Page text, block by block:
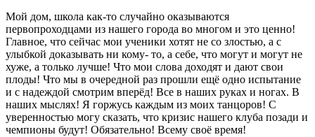
Мой дом, школа как-то случайно оказываются
первопроходцами из нашего города во многом и это ценно!
Главное, что сейчас мои ученики хотят не со злостью, а с
улыбкой доказывать ни кому- то, а себе, что могут и могут не
хуже, а только лучше! Что мои слова доходят и дают свои
плоды! Что мы в очередной раз прошли ещё одно испытание
и с надеждой смотрим вперёд! Все в наших руках и ногах. В
наших мыслях! Я горжусь каждым из моих танцоров! С
уверенностью могу сказать, что кризис нашего клуба позади и
чемпионы будут! Обязательно! Всему своё время!